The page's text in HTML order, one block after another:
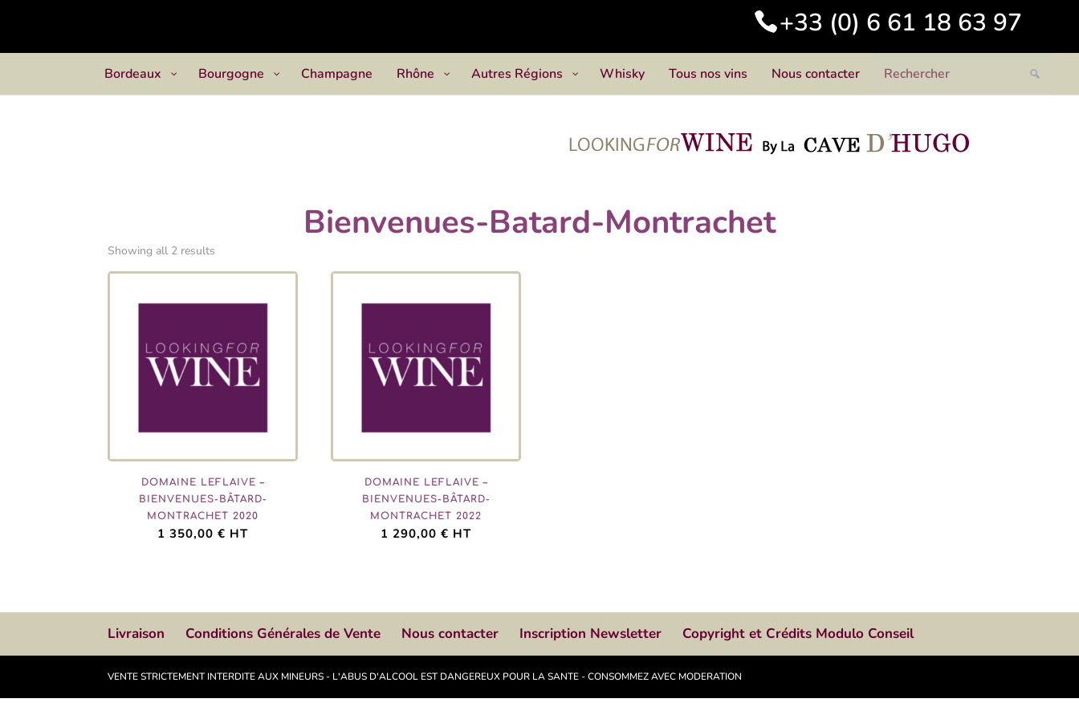
+33 (0) 6 61 18 63 97
Bordeaux Bourgogne Champagne Rhône Autres Régions Whisky Tous nos vins Nous contacter
Bienvenues-Batard-Montrachet
Showing all 2 results
DOMAINE LEFLAIVE –
BIENVENUES-BÂTARD-
MONTRACHET 2020
1 350,00€ HT
DOMAINE LEFLAIVE –
BIENVENUES-BÂTARD-
MONTRACHET 2022
1 290,00€ HT
Livraison Conditions Générales de Vente Nous contacter Inscription Newsletter Copyright et Crédits Modulo Conseil
VENTE STRICTEMENT INTERDITE AUX MINEURS - L'ABUS D'ALCOOL EST DANGEREUX POUR LA SANTE - CONSOMMEZ AVEC MODERATION